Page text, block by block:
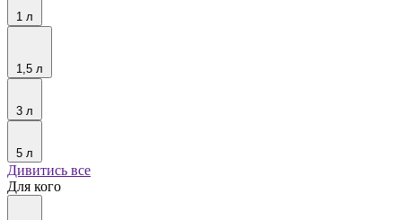
1 л
1,5 л
3 л
5 л
Дивитись все
Для кого